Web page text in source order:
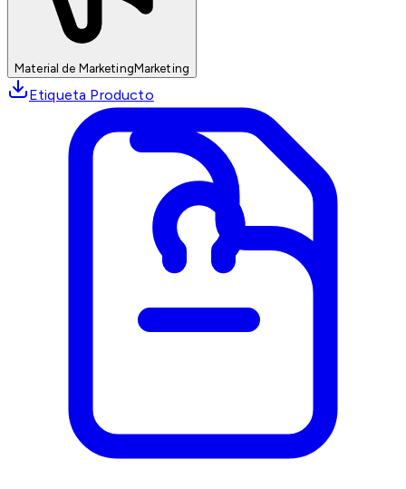
Material de MarketingMarketing
Etiqueta Producto